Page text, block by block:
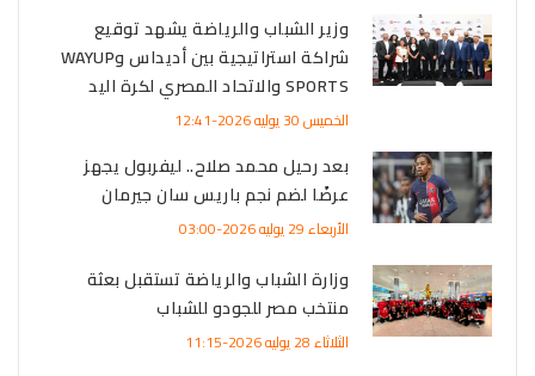
وزير الشباب والرياضة يشهد توقيع
شراكة استراتيجية بين أديداس وWAYUP
SPORTS والاتحاد المصري لكرة اليد
الخميس 30 يوليه 2026-12:41
بعد رحيل محمد صلاح.. ليفربول يجهز
عرضًا لضم نجم باريس سان جيرمان
الأربعاء 29 يوليه 2026-03:00
وزارة الشباب والرياضة تستقبل بعثة
منتخب مصر للجودو للشباب
الثلاثاء 28 يوليه 2026-11:15